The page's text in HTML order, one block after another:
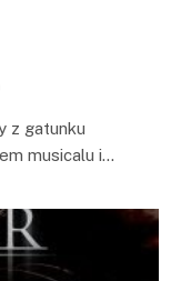
z gatunku
musicalu i…